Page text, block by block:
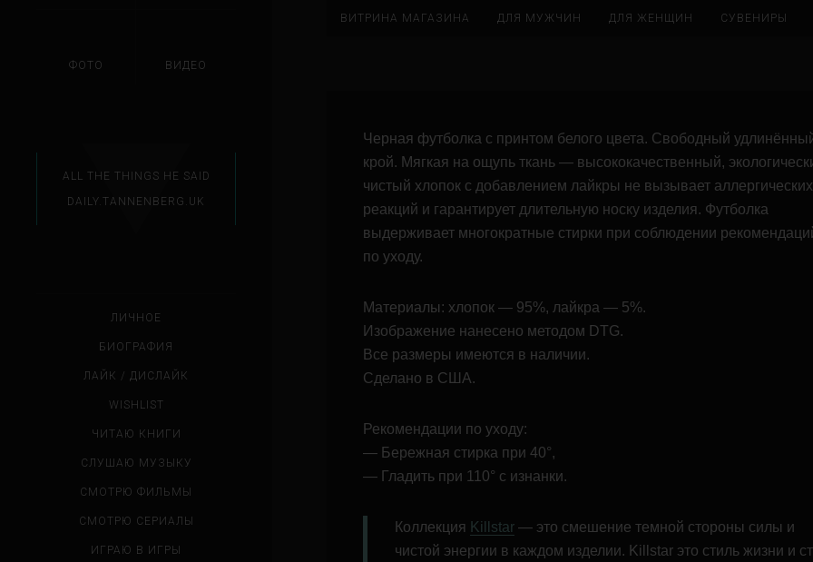
ВИТРИНА МАГАЗИНА ДЛЯ МУЖЧИН ДЛЯ ЖЕНЩИН СУВЕНИРЫ
Черная футболка с принтом белого цвета. Свободный
крой. Мягкая на ощупь ткань — высококачественный,
чистый хлопок с добавлением лайкры не вызывает аллергических
реакций и гарантирует длительную носку изделия. Футболка
выдерживает многократные стирки при соблюдении
по уходу.
Материалы: хлопок — 95%, лайкра — 5%.
Изображение нанесено методом DTG.
Все размеры имеются в наличии.
Сделано в США.
Рекомендации по уходу:
— Бережная стирка при 40°,
— Гладить при 110° с изнанки.
Коллекция Killstar — это смешение темной стороны силы и
чистой энергии в каждом изделии. Killstar это стиль жизни и
ФОТО ВИДЕО
ALL THE THINGS HE SAID
DAILY.TANNENBERG.UK
ЛИЧНОЕ
БИОГРАФИЯ
ЛАЙК / ДИСЛАЙК
WISHLIST
ЧИТАЮ КНИГИ
СЛУШАЮ МУЗЫКУ
СМОТРЮ ФИЛЬМЫ
СМОТРЮ СЕРИАЛЫ
ИГРАЮ В ИГРЫ